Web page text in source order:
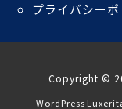
プライバシーポ
Copyright ©
WordPress